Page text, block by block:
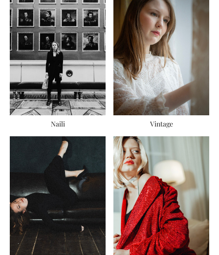
Naili Vintage